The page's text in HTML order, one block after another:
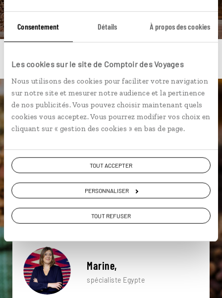
Consentement Détails À propos des cookies
Les cookies sur le site de Comptoir des Voyages
Nous utilisons des cookies pour faciliter votre navigation
sur notre site et mesurer notre audience et la pertinence
de nos publicités. Vous pouvez choisir maintenant quels
cookies vous acceptez. Vous pourrez modifier vos choix en
cliquant sur « gestion des cookies » en bas de page.
TOUT ACCEPTER
PERSONNALISER
TOUT REFUSER
Une envie de voyage
particulière ?
Assouan El Quseir Hurghada Abou Simbel
Île Éléphantine
Marine,
spécialiste Egypte